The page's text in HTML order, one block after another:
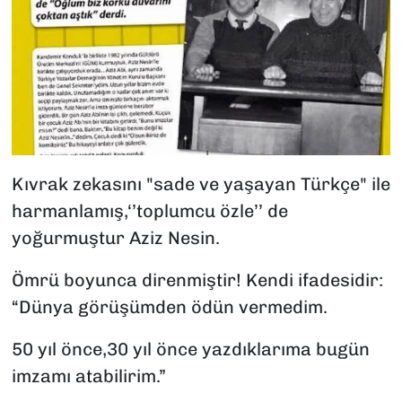
Kıvrak zekasını "sade ve yaşayan Türkçe" ile
harmanlamış,‘’toplumcu özle’’ de
yoğurmuştur Aziz Nesin.
Ömrü boyunca direnmiştir! Kendi ifadesidir:
“Dünya görüşümden ödün vermedim.
50 yıl önce,30 yıl önce yazdıklarıma bugün
imzamı atabilirim.”